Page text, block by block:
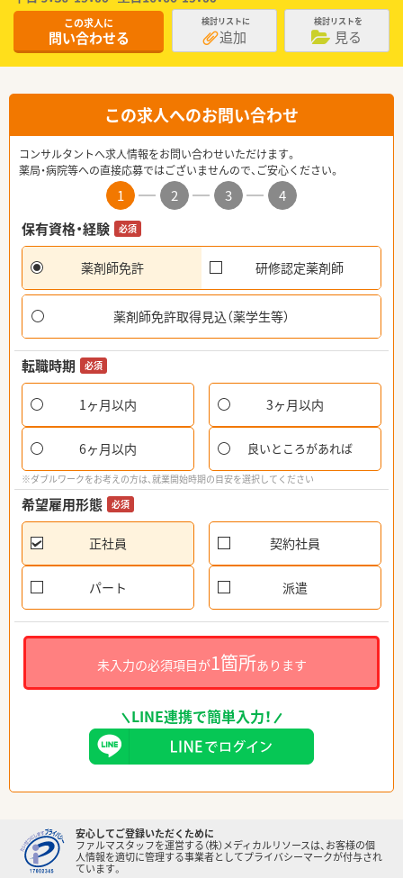
この求人に
問い合わせる
検討リストに
追加
検討リストを
見る
この求人へのお問い合わせ
コンサルタントへ求人情報をお問い合わせいただけます。
薬局・病院等への直接応募ではございませんので、ご安心ください。
1 2 3
4
保有資格・経験
必須
薬剤師免許 研修認定薬剤師
薬剤師免許取得見込（薬学生等）
転職時期 必須
1ヶ月以内 3ヶ月以内
6ヶ月以内 良いところがあれば
※ダブルワークをお考えの方は、就業開始時期の目安を選択してください
希望雇用形態 必須
正社員 契約社員
パート 派遣
未入力の必須項目が1箇所あります
LINE連携で簡単入力！
安心してご登録いただくために
ファルマスタッフを運営する（株）メディカルリソースは、お客様の個
人情報を適切に管理する事業者としてプライバシーマークが付与され
ています。